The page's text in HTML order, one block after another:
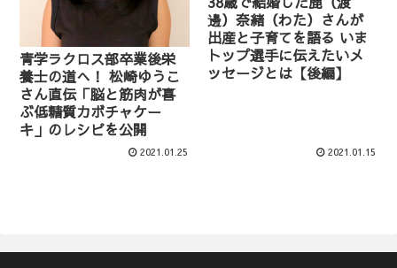
青学ラクロス部卒業後栄
養士の道へ！ 松崎ゆうこ
さん直伝「脳と筋肉が喜
ぶ低糖質カボチャケー
キ」のレシピを公開
2021.01.25
邊）奈緒（わた）さんが
出産と子育てを語る いま
トップ選手に伝えたいメ
ッセージとは【後編】
2021.01.15